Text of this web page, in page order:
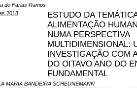
de Farias Ramos
2018
ESTUDO DA
ALIMENTAÇÃO
NUMA PERSPECTIVA
MULTIDIMENSIONAL:
INVESTIGAÇÃO COM
DO OITAVO ANO DO
FUNDAMENTAL
MARIA BANDEIRA SCHEUNEMANN